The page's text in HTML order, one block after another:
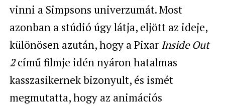
vinni a Simpsons univerzumát. Most
azonban a stúdió úgy látja, eljött az ideje,
különösen azután, hogy a Pixar Inside Out
2című filmje idén nyáron hatalmas
kasszasikernek bizonyult, és ismét
megmutatta, hogy az animációs